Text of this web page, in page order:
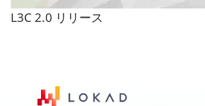
L3C 2.0 リリース